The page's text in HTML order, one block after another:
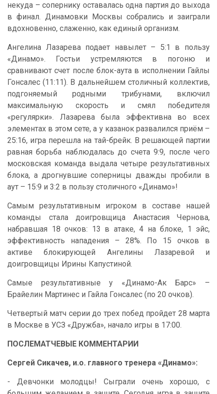
некуда – сопернику оставалась одна партия до выхода
в финал. Динамовки Москвы собрались и заиграли
вдохновенно, слаженно, как единый организм.
Ангелина Лазарева подает навылет – 5:1 в пользу
«Динамо». Гостьи устремляются в погоню и
сравнивают счет после блок-аута в исполнении Гайлы
Гонсалес (11:11). В дальнейшем столичный коллектив,
подгоняемый родными трибунами, включил
максимальную скорость и смял победителя
«регулярки». Лазарева была эффективна во всех
элементах в этом сете, а у казанок развалился приём –
25:16, игра перешла на тай-брейк. В решающей партии
равная борьба наблюдалась до счета 9:9, после чего
московская команда выдала четыре результативных
блока, а дрогнувшие соперницы дважды пробили в
аут – 15:9 и 3:2 в пользу столичного «Динамо»!
Самым результативным игроком в составе нашей
команды стала доигровщица Анастасия Чернова,
набравшая 18 очков: 13 в атаке, 4 на блоке, 1 эйс,
эффективность нападения – 28%. По 15 очков в
активе блокирующей Ангелины Лазаревой и
доигровщицы Ирины Капустиной.
Самые результативные у «Динамо-Ак Барс» –
Брайелин Мартинес и Гайла Гонсалес (по 20 очков).
Четвертый матч серии до трех побед пройдет 28 марта
в Москве в УСЗ «Дружба», начало игры в 17:00.
ПОСЛЕМАТЧЕВЫЕ КОММЕНТАРИИ
Сергей Сикачев, и.о. главного тренера «Динамо»:
- Девчонки молодцы! Сыграли очень хорошо, с